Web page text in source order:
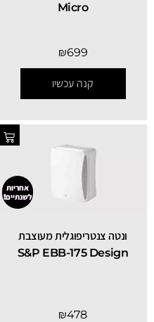
Micro
₪699
קנה עכשיו
ונטה צנטריפוגלית מעוצבת
S&P EBB-175 Design
₪478
אחריות
לשנתיים!